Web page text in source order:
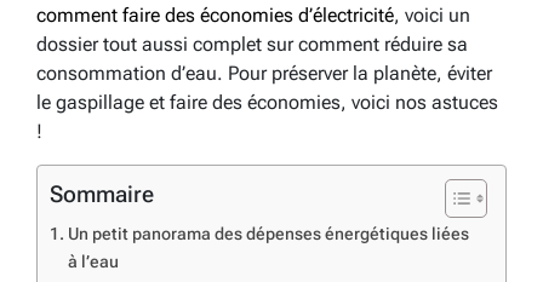
comment faire des économies d’électricité, voici un
dossier tout aussi complet sur comment réduire sa
consommation d’eau. Pour préserver la planète, éviter
le gaspillage et faire des économies, voici nos astuces
!
Sommaire
Un petit panorama des dépenses énergétiques liées
à l’eau